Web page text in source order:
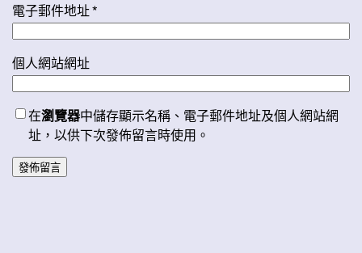
電子郵件地址*
個人網站網址
在瀏覽器中儲存顯示名稱、電子郵件地址及個人網站網
址，以供下次發佈留言時使用。